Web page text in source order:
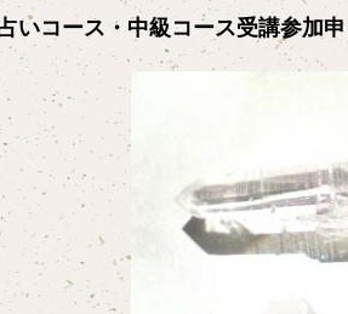
いコース・中級コース受講参加